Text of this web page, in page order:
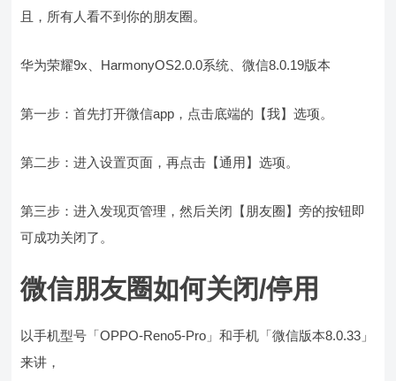
且，所有人看不到你的朋友圈。
华为荣耀9x、HarmonyOS2.0.0系统、微信8.0.19版本
第一步：首先打开微信app，点击底端的【我】选项。
第二步：进入设置页面，再点击【通用】选项。
第三步：进入发现页管理，然后关闭【朋友圈】旁的按钮即
可成功关闭了。
微信朋友圈如何关闭/停用
以手机型号「OPPO-Reno5-Pro」和手机「微信版本8.0.33」
来讲，